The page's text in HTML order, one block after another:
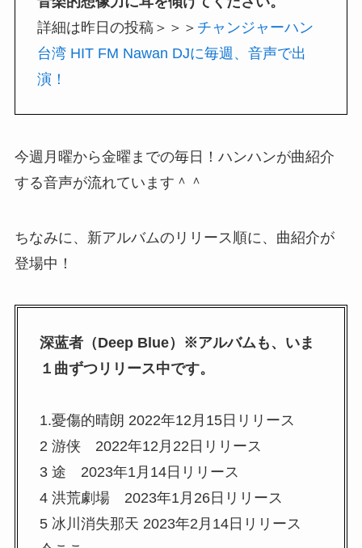
詳細は昨日の投稿＞＞＞ チャンジャーハン
台湾 HIT FM Nawan DJに毎週、音声で出
演！
今週月曜から金曜までの毎日！ハンハンが曲紹介
する音声が流れています＾＾
ちなみに、新アルバムのリリース順に、曲紹介が
登場中！
深蓝者（Deep Blue）※アルバムも、いま
１曲ずつリリース中です。
1.憂傷的晴朗 2022年12月15日リリース
2 游侠 2022年12月22日リリース
3 途 2023年1月14日リリース
4 洪荒劇場 2023年1月26日リリース
5 冰川消失那天 2023年2月14日リリース